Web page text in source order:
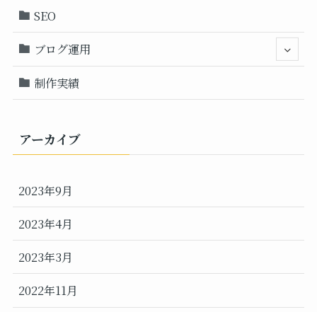
SEO
ブログ運用
制作実績
アーカイブ
2023年9月
2023年4月
2023年3月
2022年11月